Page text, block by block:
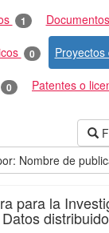
1
0 Proyectos
0 Patentes o
Nombre de
para la